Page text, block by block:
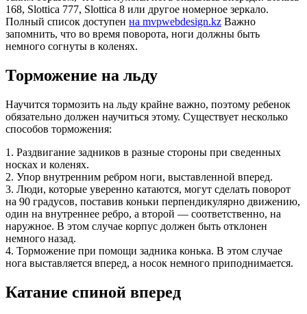
168, Slottica 777, Slottica 8 или другое номерное зеркало.
Полный список доступен на mvpwebdesign.kz Важно
запомнить, что во время поворота, ноги должны быть
немного согнуты в коленях.
Торможение на льду
Научится тормозить на льду крайне важно, поэтому ребенок
обязательно должен научиться этому. Существует несколько
способов торможения:
1. Раздвигание задников в разные стороны при сведенных
носках и коленях.
2. Упор внутренним ребром ноги, выставленной вперед.
3. Люди, которые уверенно катаются, могут сделать поворот
на 90 градусов, поставив коньки перпендикулярно движению,
один на внутреннее ребро, а второй — соответственно, на
наружное. В этом случае корпус должен быть отклонен
немного назад.
4. Торможение при помощи задника конька. В этом случае
нога выставляется вперед, а носок немного приподнимается.
Катание спиной вперед